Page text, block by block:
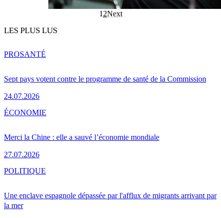
1 2Next
LES PLUS LUS
Sept pays votent contre le programme de santé de la Commission
24.07.2026
PROSANTÉ
Merci la Chine : elle a sauvé l’économie mondiale
27.07.2026
ÉCONOMIE
Une enclave espagnole dépassée par l'afflux de migrants arrivant par
la mer
POLITIQUE